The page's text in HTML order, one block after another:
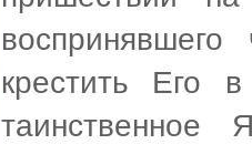
крестить Его